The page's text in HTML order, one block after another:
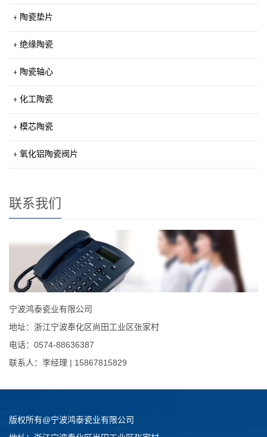
陶瓷垫片
绝缘陶瓷
陶瓷轴心
化工陶瓷
模芯陶瓷
氧化铝陶瓷阀片
联系我们
宁波鸿泰瓷业有限公司
地址：浙江宁波奉化区尚田工业区张家村
电话：0574-88636387
联系人：李经理 | 15867815829
版权所有@宁波鸿泰瓷业有限公司